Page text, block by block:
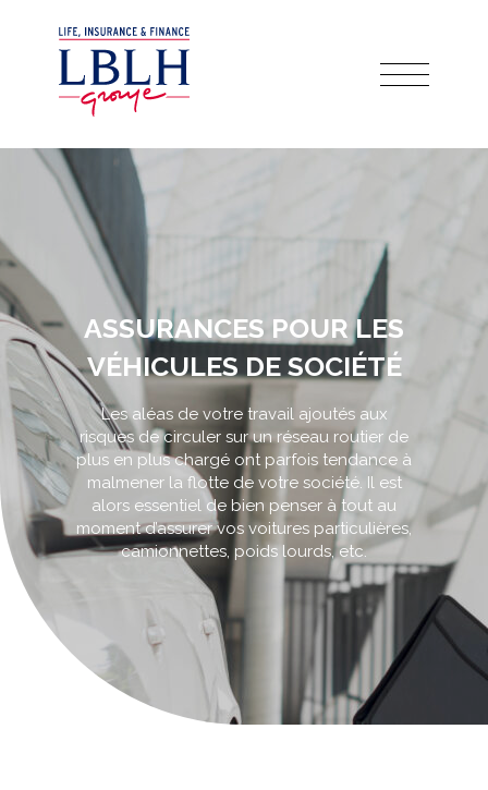
ASSURANCES POUR LES
VÉHICULES DE SOCIÉTÉ
Les aléas de votre travail ajoutés aux
risques de circuler sur un réseau routier de
plus en plus chargé ont parfois tendance à
malmener la flotte de votre société. Il est
alors essentiel de bien penser à tout au
moment d’assurer vos voitures particulières,
camionnettes, poids lourds, etc.